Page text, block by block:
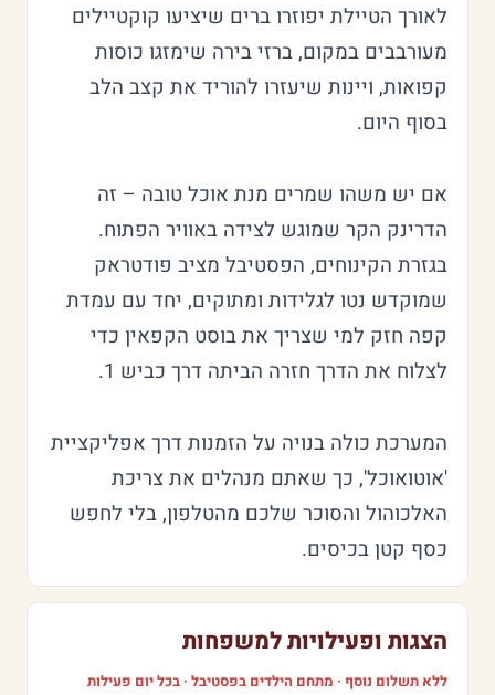
לאורך הטיילת יפוזרו ברים שיציעו קוקטיילים
מעורבבים במקום, ברזי בירה שימזגו כוסות
קפואות, ויינות שיעזרו להוריד את קצב הלב
בסוף היום.
אם יש משהו שמרים מנת אוכל טובה – זה
הדרינק הקר שמוגש לצידה באוויר הפתוח.
בגזרת הקינוחים, הפסטיבל מציב פודטראק
שמוקדש נטו לגלידות ומתוקים, יחד עם עמדת
קפה חזק למי שצריך את בוסט הקפאין כדי
לצלוח את הדרך חזרה הביתה דרך כביש 1.
המערכת כולה בנויה על הזמנות דרך אפליקציית
'אוטואוכל', כך שאתם מנהלים את צריכת
האלכוהול והסוכר שלכם מהטלפון, בלי לחפש
כסף קטן בכיסים.
הצגות ופעילויות למשפחות
ללא תשלום נוסף · מתחם הילדים בפסטיבל · בכל יום פעילות